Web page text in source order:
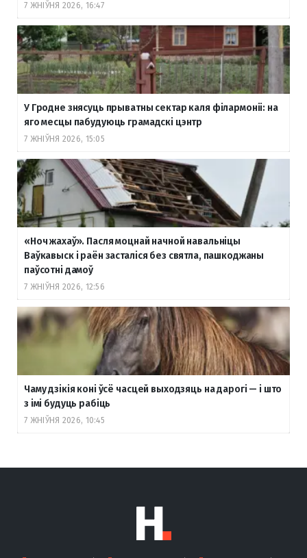
7 ЖНІЎНЯ 2026, 16:47
У Гродне знясуць прыватны сектар каля філармоніі: на
яго месцы пабудуюць грамадскі цэнтр
7 ЖНІЎНЯ 2026, 15:05
«Ноч жахаў». Пасля моцнай начной навальніцы
Ваўкавыск і раён засталіся без святла, пашкоджаны
паўсотні дамоў
7 ЖНІЎНЯ 2026, 12:56
Чаму дзікія коні ўсё часцей выходзяць на дарогі — і што
з імі будуць рабіць
7 ЖНІЎНЯ 2026, 10:45